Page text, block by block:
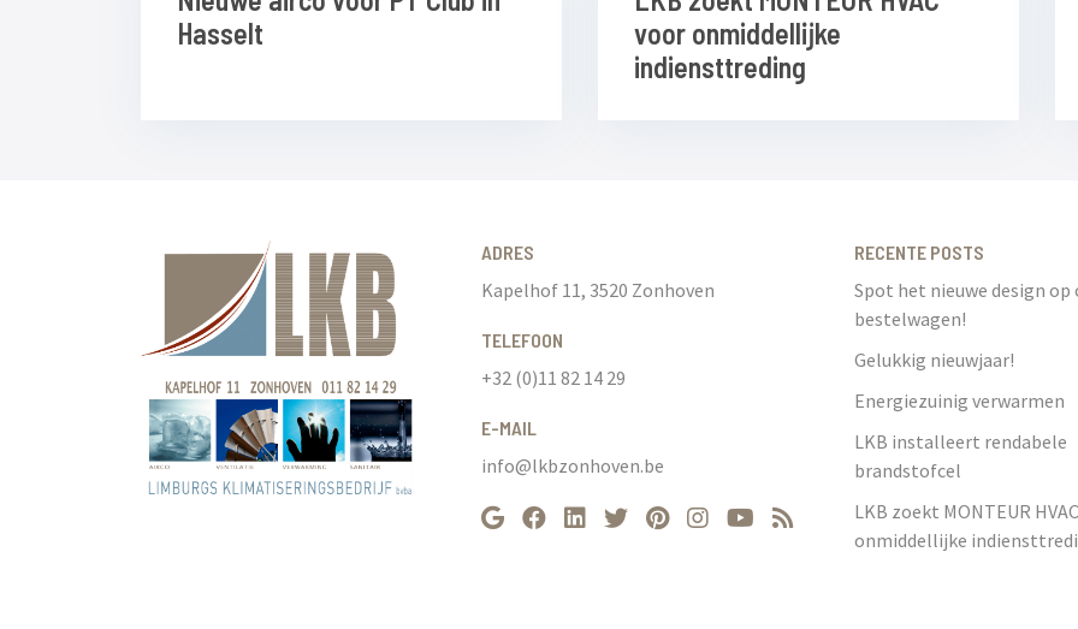
Hasselt
voor onmiddellijke
indiensttreding
ADRES
Kapelhof 11, 3520 Zonhoven
TELEFOON
+32 (0)11 82 14 29
E-MAIL
info@lkbzonhoven.be
RECENTE POSTS
Spot het nieuwe design op
bestelwagen!
Gelukkig nieuwjaar!
Energiezuinig verwarmen
LKB installeert rendabele
brandstofcel
LKB zoekt MONTEUR
onmiddellijke